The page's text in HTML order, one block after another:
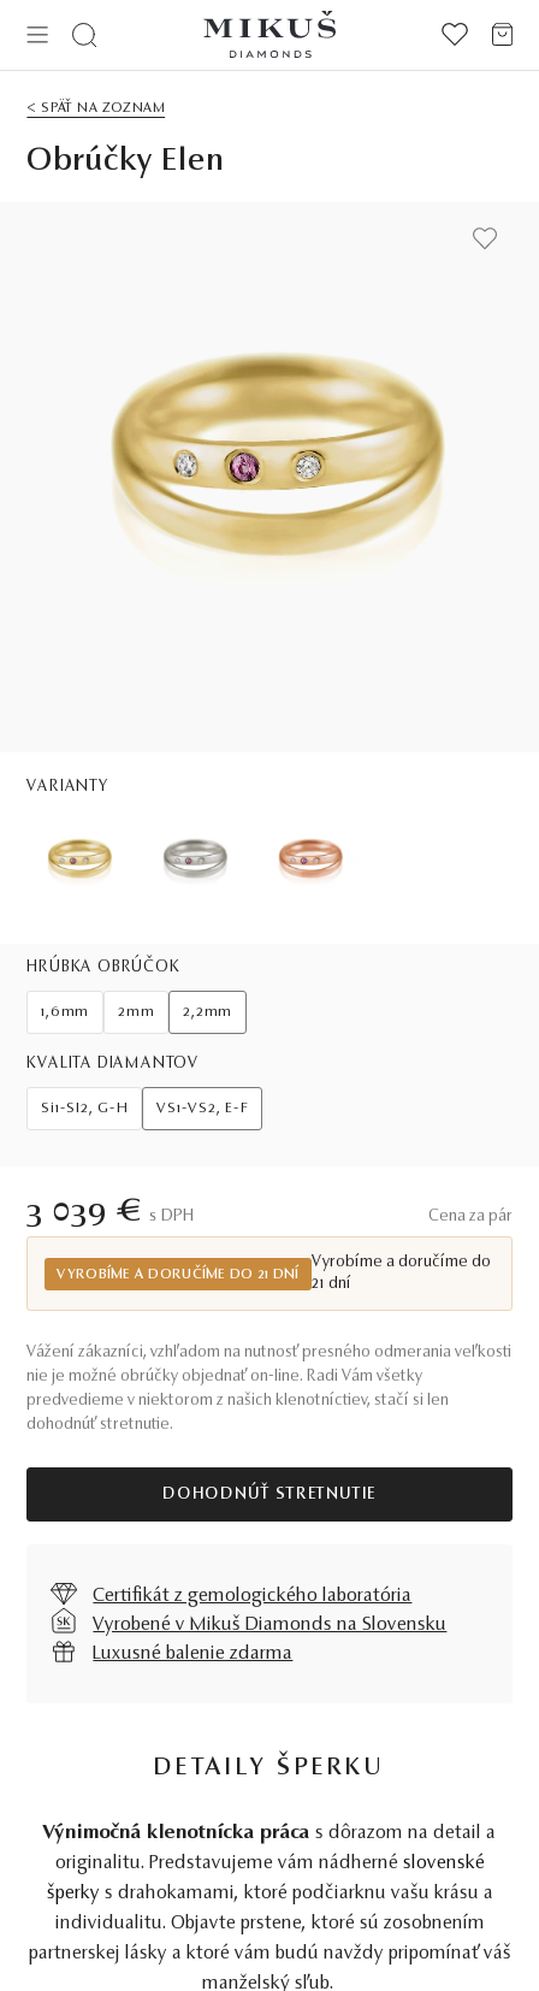
< SPÄŤ NA ZOZNAM
Obrúčky Elen
VARIANTY
HRÚBKA OBRÚČOK
1,6mm 2mm 2,2mm
KVALITA DIAMANTOV
Si1-SI2, G-H VS1-VS2, E-F
3 039 € S DPH Cena za pár
VYROBÍME A DORUČÍME DO 21 DNÍ
Vyrobíme a doručíme do
21 dní
Vážení zákazníci, vzhľadom na nutnosť presného odmerania veľkosti
nie je možné obrúčky objednať on-line. Radi Vám všetky
predvedieme v niektorom z našich klenotníctiev, stačí si len
dohodnúť stretnutie.
DOHODNÚŤ STRETNUTIE
Certifikát z gemologického laboratória
Vyrobené v Mikuš Diamonds na Slovensku
Luxusné balenie zdarma
DETAILY ŠPERKU
Výnimočná klenotnícka práca s dôrazom na detail a
originalitu. Predstavujeme vám nádherné slovenské
šperky s drahokamami, ktoré podčiarknu vašu krásu a
individualitu. Objavte prstene, ktoré sú zosobnením
partnerskej lásky a ktoré vám budú navždy pripomínať váš
manželský sľub.